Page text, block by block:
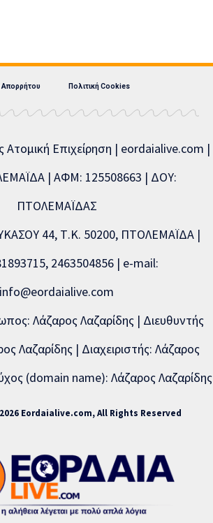
Απορρήτου Πολιτική Cookies
Ατομική Επιχείρηση | eordaialive.com |
| ΑΦΜ: 125508663 | ΔΟΥ:
ΠΤΟΛΕΜΑΪΔΑΣ
44, Τ.Κ. 50200, ΠΤΟΛΕΜΑΪΔΑ |
2463504856 | e-mail:
info@eordaialive.com
Λάζαρος Λαζαρίδης | Διευθυντής
Λαζαρίδης | Διαχειριστής: Λάζαρος
(domain name): Λάζαρος Λαζαρίδης
Eordaialive.com, All Rights Reserved